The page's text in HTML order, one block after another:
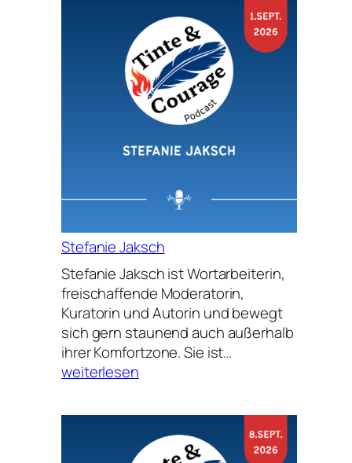
Sonderfolge
Stefanie Jaksch
Stefanie Jaksch ist Wortarbeiterin,
freischaffende Moderatorin,
Kuratorin und Autorin und bewegt
sich gern staunend auch außerhalb
ihrer Komfortzone. Sie ist…
weiterlesen